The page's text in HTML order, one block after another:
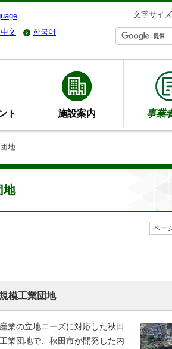
文字サイズ
文 한국어
ト 施設案内 事業
地
地
ペー
模工業団地
業の立地ニーズに対応した秋田
業団地で、秋田市が開発した内